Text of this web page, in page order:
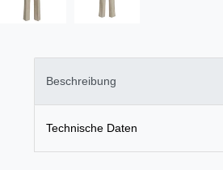
Beschreibung
Technische Daten